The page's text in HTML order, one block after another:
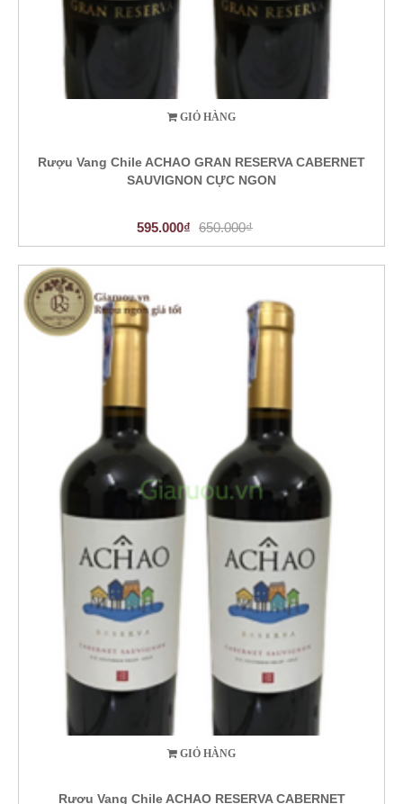
GIỎ HÀNG
Rượu Vang Chile ACHAO GRAN RESERVA CABERNET
SAUVIGNON CỰC NGON
595.000₫ 650.000₫
GIỎ HÀNG
Rượu Vang Chile ACHAO RESERVA CABERNET